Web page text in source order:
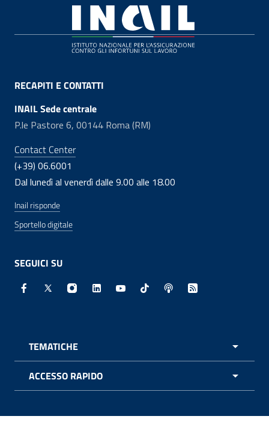
RECAPITI E CONTATTI
INAIL Sede centrale
P.le Pastore 6, 00144 Roma (RM)
Contact Center
(+39) 06.6001
Dal lunedì al venerdì dalle 9.00 alle 18.00
Inail risponde
Sportello digitale
SEGUICI SU
Facebook - Sito esterno - Apertura in nuova finestra
X - Sito esterno - Apertura in nuova finestra
Instagram - Sito esterno - Apertura in
Linkedin - Sito esterno - Apertura in
Youtube - Sito esterno -
TikTok - Sito esterno -
Spreaker - Sito
Feed RSS -
TEMATICHE
ACCESSO RAPIDO